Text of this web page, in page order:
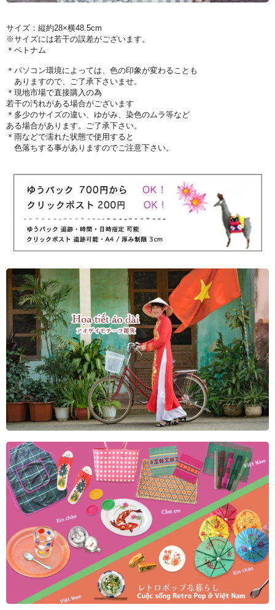
サイズ：縦約28×横48.5cm
※サイズには若干の誤差がございます。
＊ベトナム
＊パソコン環境によっては、色の印象が変わることも
ありますので、ご了承下さいませ。
＊現地市場で直接購入の為
若干の汚れがある場合がございます
＊多少のサイズの違い、ゆがみ、染色のムラ等など
ある場合があります。ご了承下さい。
＊雨などで濡れた状態で使用すると
色落ちする事がありますのでご注意下さい。